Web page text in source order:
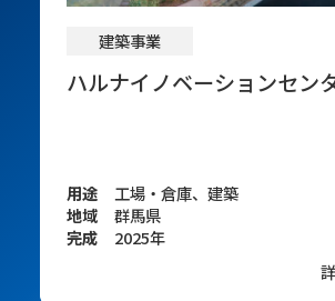
建築事業
上毛スクエア オープンレ
邸宅
地域
群馬県
完成
2025年
建築事業
ハルナイノベーションセン
用途
工場・倉庫、建築
地域
群馬県
完成
2025年
建築事業
リビオメゾン東池袋
用途
建築、集合住宅・邸宅
地域
東京都
完成
2024年
建築事業
ＮＩＩ（日本情報産業）テッ
用途
オフィスビル・商業施設、建築
地域
群馬県
完成
2024年
建築事業
ＧＣＣザスパーク（前橋市
用途
スポーツ・イベント施設、建築
地域
群馬県
完成
2024年
建築事業
南牧村立なんもく学園
用途
建築、文化・教育施設
地域
群馬県
完成
2024年
建築事業
群馬大学（荒牧）総合研究
用途
文化・教育施設
地域
群馬県
完成
2023年
建築事業
荻窪八幡神社社務所
用途
建築、文化・教育施設
地域
東京都
完成
2023年
建築事業
Toseki－日本橋本町プロジェ
用途
オフィスビル・商業施設、建築
地域
東京都
完成
2023年
建築事業
ウォータースタンド株式会
用途
オフィスビル・商業施設、建築
地域
埼玉県
完成
2023年
建築事業
あらたし みなかみ
用途
ホテル・保養施設、建築
地域
群馬県
完成
2022年
建築事業
株式会社ジーシーシー群馬
用途
オフィスビル・商業施設
地域
群馬県
完成
2022年
建築事業
前橋市議会庁舎
用途
庁舎・公共施設
地域
群馬県
完成
2022年
建築事業
さわらび医療福祉センター
用途
医療・福祉施設、建築
地域
群馬県
完成
2022年
建築事業
前橋東照宮創建400年令和の
用途
建築、文化財保護
地域
群馬県
完成
2021年
建築事業
学校法人たちばな学園 理
用途
建築、文化・教育施設
地域
中部地方
完成
2021年
建築事業
ラグゼナ戸田公園
用途
建築、集合住宅・邸宅
地域
埼玉県
完成
2021年
建築事業
桐生市民体育館（桐生ガス
用途
スポーツ・イベント施設、建築
地域
群馬県
完成
2021年
建築事業
自治医科大学 学生寮増築
用途
文化・教育施設
地域
栃木県
完成
2021年
建築事業
ふじみ野ステラ・イースト
用途
文化・教育施設
地域
埼玉県
完成
2021年
建築事業
学校法人昌賢学園 群馬医
用途
文化・教育施設
地域
群馬県
完成
2021年
建築事業
恵愛堂病院 新病棟
用途
医療・福祉施設、建築
地域
群馬県
完成
2020年
建築事業
川原湯温泉あそびの基地Ｎ
用途
アミューズメント・レジャー施設
地域
群馬県
完成
2020年
建築事業
東京消防庁 赤羽消防署庁
用途
庁舎・公共施設
地域
東京都
完成
2020年
建築事業
高崎芸術劇場
用途
文化・教育施設
地域
群馬県
完成
2019年
土木事業
国道７号 中谷地地区床版
地域
東北地方
完成
2026年
土木事業
わし宮団地第３街区基盤整
地域
埼玉県
完成
2025年
土木事業
南部大橋耐震補強
地域
群馬県
完成
2025年
土木事業
横浜市鶴見区鶴見一丁目道
地域
神奈川県
完成
2025年
土木事業
国道１３号役内川橋床版
地域
東北地方
完成
2025年
土木事業
国道１７号渋川西バイパス
地域
群馬県
完成
2024年
土木事業
Ｒ４栢ヶ舞地区アンカー工
地域
群馬県
完成
2024年
土木事業
神戸高速道路事務所管内のり
地域
近畿地方
完成
2023年
土木事業
国道５０号結城バイパス新
地域
茨城県
完成
2023年
土木事業
Ｒ３振子沢砂防堰堤
地域
群馬県
完成
2022年
土木事業
思川開発事業 南摩ダム 付
地域
栃木県
完成
2021年
土木事業
三陸沿岸道路 安家地区構
地域
東北地方
完成
2021年
土木事業
一般国道４５号川口地区床
地域
東北地方
完成
2021年
土木事業
湯浅御坊道路 野口高架橋
地域
近畿地方
完成
2020年
土木事業
安中トンネル
地域
群馬県
完成
2020年
土木事業
(仮称)大柏木トンネル
地域
群馬県
完成
2020年